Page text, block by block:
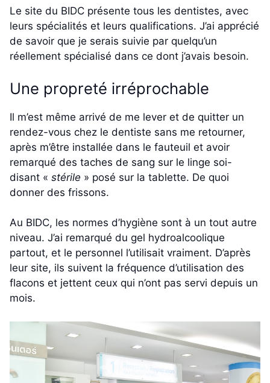
Le site du BIDC présente tous les dentistes, avec
leurs spécialités et leurs qualifications. J’ai apprécié
de savoir que je serais suivie par quelqu’un
réellement spécialisé dans ce dont j’avais besoin.
Une propreté irréprochable
Il m’est même arrivé de me lever et de quitter un
rendez-vous chez le dentiste sans me retourner,
après m’être installée dans le fauteuil et avoir
remarqué des taches de sang sur le linge soi-
disant « stérile » posé sur la tablette. De quoi
donner des frissons.
Au BIDC, les normes d’hygiène sont à un tout autre
niveau. J’ai remarqué du gel hydroalcoolique
partout, et le personnel l’utilisait vraiment. D’après
leur site, ils suivent la fréquence d’utilisation des
flacons et jettent ceux qui n’ont pas servi depuis un
mois.